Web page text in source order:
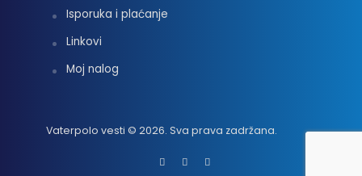
Isporuka i plaćanje
Linkovi
Moj nalog
Vaterpolo vesti © 2026. Sva prava zadržana.